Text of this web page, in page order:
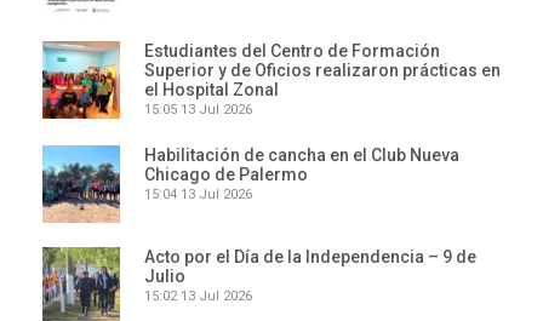
Estudiantes del Centro de Formación
Superior y de Oficios realizaron prácticas en
el Hospital Zonal
15:05 13 Jul 2026
Habilitación de cancha en el Club Nueva
Chicago de Palermo
15:04 13 Jul 2026
Acto por el Día de la Independencia – 9 de
Julio
15:02 13 Jul 2026